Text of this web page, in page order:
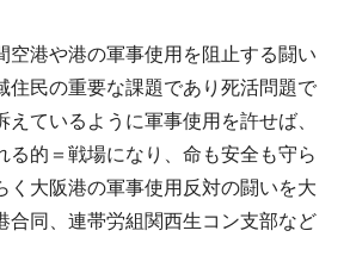
空港や港の軍事使用を阻止する闘い
住民の重要な課題であり死活問題で
えているように軍事使用を許せば、
る的＝戦場になり、命も安全も守ら
く大阪港の軍事使用反対の闘いを大
合同、連帯労組関西生コン支部など